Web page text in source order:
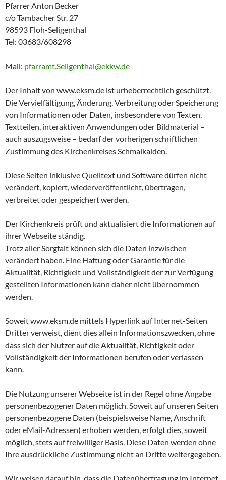
Pfarrer Anton Becker
c/o Tambacher Str. 27
98593 Floh-Seligenthal
Tel: 03683/608298
Mail: pfarramt.Seligenthal@ekkw.de
Der Inhalt von www.eksm.de ist urheberrechtlich geschützt.
Die Vervielfältigung, Änderung, Verbreitung oder Speicherung
von Informationen oder Daten, insbesondere von Texten,
Textteilen, interaktiven Anwendungen oder Bildmaterial –
auch auszugsweise – bedarf der vorherigen schriftlichen
Zustimmung des Kirchenkreises Schmalkalden.
Diese Seiten inklusive Quelltext und Software dürfen nicht
verändert, kopiert, wiederveröffentlicht, übertragen,
verbreitet oder gespeichert werden.
Der Kirchenkreis prüft und aktualisiert die Informationen auf
ihrer Webseite ständig.
Trotz aller Sorgfalt können sich die Daten inzwischen
verändert haben. Eine Haftung oder Garantie für die
Aktualität, Richtigkeit und Vollständigkeit der zur Verfügung
gestellten Informationen kann daher nicht übernommen
werden.
Soweit www.eksm.de mittels Hyperlink auf Internet-Seiten
Dritter verweist, dient dies allein Informationszwecken, ohne
dass sich der Nutzer auf die Aktualität, Richtigkeit oder
Vollständigkeit der Informationen berufen oder verlassen
kann.
Die Nutzung unserer Webseite ist in der Regel ohne Angabe
personenbezogener Daten möglich. Soweit auf unseren Seiten
personenbezogene Daten (beispielsweise Name, Anschrift
oder eMail-Adressen) erhoben werden, erfolgt dies, soweit
möglich, stets auf freiwilliger Basis. Diese Daten werden ohne
Ihre ausdrückliche Zustimmung nicht an Dritte weitergegeben.